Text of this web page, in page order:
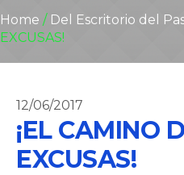
Home / Del Escritorio del
EXCUSAS!
12/06/2017
¡EL CAMINO
EXCUSAS!